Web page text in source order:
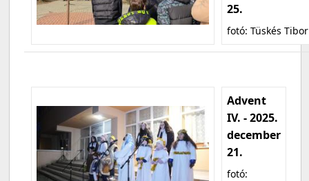
25.
fotó: Tüskés Tibor
Advent
IV. - 2025.
december
21.
fotó: